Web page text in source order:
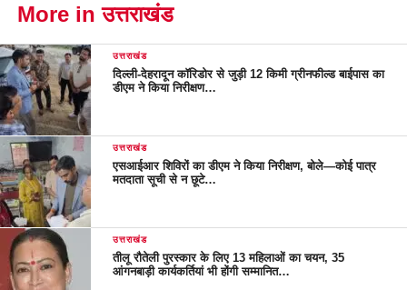
More in उत्तराखंड
उत्तराखंड
दिल्ली-देहरादून कॉरिडोर से जुड़ी 12 किमी ग्रीनफील्ड बाईपास का
डीएम ने किया निरीक्षण…
उत्तराखंड
एसआईआर शिविरों का डीएम ने किया निरीक्षण, बोले—कोई पात्र
मतदाता सूची से न छूटे…
उत्तराखंड
तीलू रौतेली पुरस्कार के लिए 13 महिलाओं का चयन, 35
आंगनबाड़ी कार्यकर्तियां भी होंगी सम्मानित…